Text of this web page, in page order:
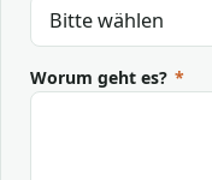
Worum geht es? *